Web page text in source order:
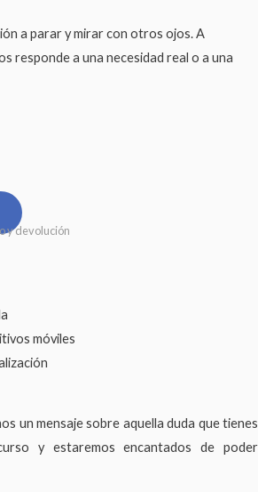
a parar y mirar con otros ojos. A
responde a una necesidad real o a una
y devolución
móviles
un mensaje sobre aquella duda que tienes
y estaremos encantados de poder